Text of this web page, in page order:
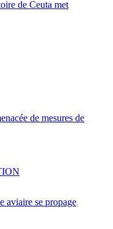
de Ceuta met
de mesures de
aviaire se propage